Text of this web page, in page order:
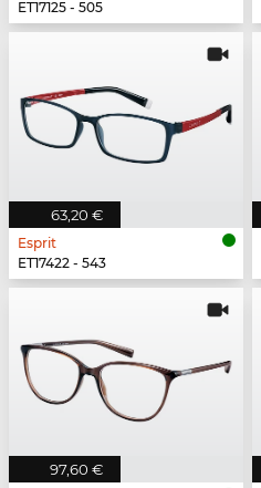
ET17125 - 505
63,20 €
Esprit
ET17422 - 543
97,60 €